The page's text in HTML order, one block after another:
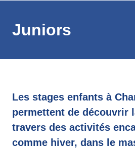
Juniors
Les stages enfants à
permettent de découvrir
travers des activités
comme hiver, dans le